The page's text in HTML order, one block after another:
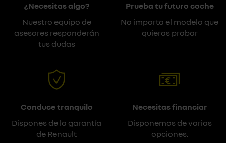
¿Necesitas algo?
Nuestro equipo de
asesores responderán
tus dudas
Prueba tu futuro coche
No importa el modelo que
quieras probar
Conduce tranquilo
Dispones de la garantía
de Renault
Necesitas financiar
Disponemos de varias
opciones.